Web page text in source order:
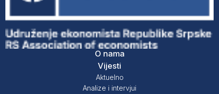
O nama
Vijesti
Aktuelno
Analize i intervjui